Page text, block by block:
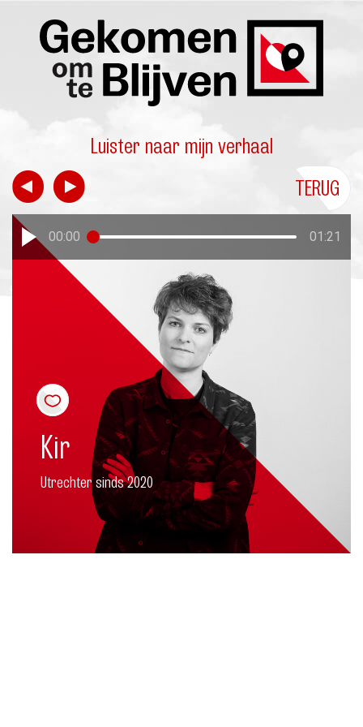
Luister naar mijn verhaal
TERUG
Kir
Utrechter sinds 2020
00:00 01:21